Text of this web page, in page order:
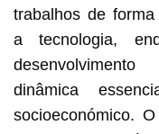
trabalhos de
a tecnologia,
dinâmica
socioeconómico.